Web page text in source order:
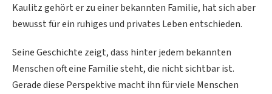
Kaulitz gehört er zu einer bekannten Familie, hat sich aber
bewusst für ein ruhiges und privates Leben entschieden.
Seine Geschichte zeigt, dass hinter jedem bekannten
Menschen oft eine Familie steht, die nicht sichtbar ist.
Gerade diese Perspektive macht ihn für viele Menschen